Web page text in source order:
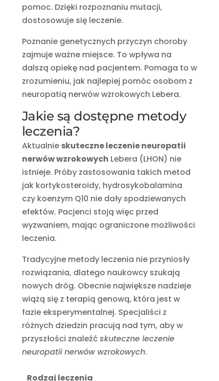
pomoc. Dzięki rozpoznaniu mutacji,
dostosowuje się leczenie.
Poznanie genetycznych przyczyn choroby
zajmuje ważne miejsce. To wpływa na
dalszą opiekę nad pacjentem. Pomaga to w
zrozumieniu, jak najlepiej pomóc osobom z
neuropatią nerwów wzrokowych Lebera.
Jakie są dostępne metody
leczenia?
Aktualnie skuteczne leczenie neuropatii
nerwów wzrokowych Lebera (LHON) nie
istnieje. Próby zastosowania takich metod
jak kortykosteroidy, hydrosykobalamina
czy koenzym Q10 nie dały spodziewanych
efektów. Pacjenci stoją więc przed
wyzwaniem, mając ograniczone możliwości
leczenia.
Tradycyjne metody leczenia nie przyniosły
rozwiązania, dlatego naukowcy szukają
nowych dróg. Obecnie największe nadzieje
wiążą się z terapią genową, która jest w
fazie eksperymentalnej. Specjaliści z
różnych dziedzin pracują nad tym, aby w
przyszłości znaleźćskuteczne leczenie
neuropatii nerwów wzrokowych.
Rodzaj leczenia